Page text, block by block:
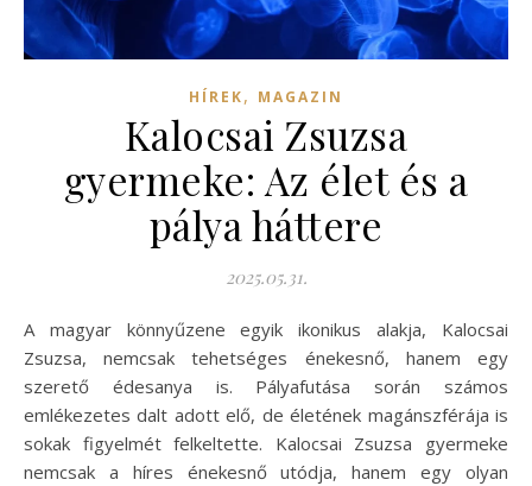
HÍREK, MAGAZIN
Kalocsai Zsuzsa
gyermeke: Az élet és a
pálya háttere
2025.05.31.
A magyar könnyűzene egyik ikonikus alakja, Kalocsai
Zsuzsa, nemcsak tehetséges énekesnő, hanem egy
szerető édesanya is. Pályafutása során számos
emlékezetes dalt adott elő, de életének magánszférája is
sokak figyelmét felkeltette. Kalocsai Zsuzsa gyermeke
nemcsak a híres énekesnő utódja, hanem egy olyan